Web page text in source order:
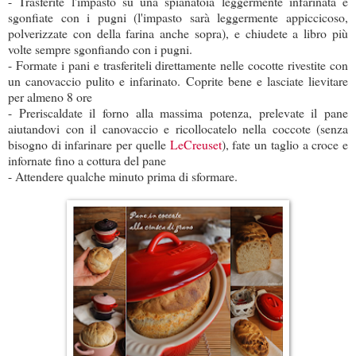
sgonfiate con i pugni (l'impasto sarà leggermente appiccicoso,
polverizzate con della farina anche sopra), e chiudete a libro più
volte sempre sgonfiando con i pugni.
- Formate i pani e trasferiteli direttamente nelle cocotte rivestite con
un canovaccio pulito e infarinato. Coprite bene e lasciate lievitare
per almeno 8 ore
- Preriscaldate il forno alla massima potenza, prelevate il pane
aiutandovi con il canovaccio e ricollocatelo nella coccote (senza
bisogno di infarinare per quelle LeCreuset), fate un taglio a croce e
infornate fino a cottura del pane
- Attendere qualche minuto prima di sformare.